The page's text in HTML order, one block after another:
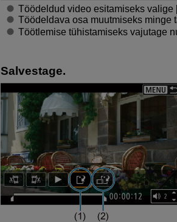
Töödeldud video esitamiseks valige
Töödeldava osa muutmiseks minge
Töötlemise tühistamiseks vajutage
Salvestage.